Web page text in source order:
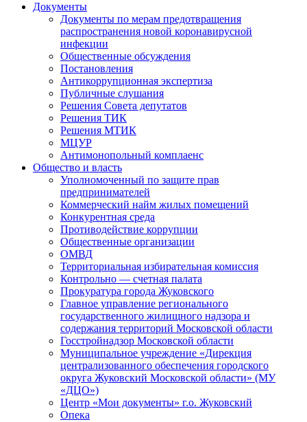
Документы
Документы по мерам предотвращения
распространения новой коронавирусной
инфекции
Общественные обсуждения
Постановления
Антикоррупционная экспертиза
Публичные слушания
Решения Совета депутатов
Решения ТИК
Решения МТИК
МЦУР
Антимонопольный комплаенс
Общество и власть
Уполномоченный по защите прав
предпринимателей
Коммерческий найм жилых помещений
Конкурентная среда
Противодействие коррупции
Общественные организации
ОМВД
Территориальная избирательная комиссия
Контрольно — счетная палата
Прокуратура города Жуковского
Главное управление регионального
государственного жилищного надзора и
содержания территорий Московской области
Госстройнадзор Московской области
Муниципальное учреждение «Дирекция
централизованного обеспечения городского
округа Жуковский Московской области» (МУ
«ДЦО»)
Центр «Мои документы» г.о. Жуковский
Опека